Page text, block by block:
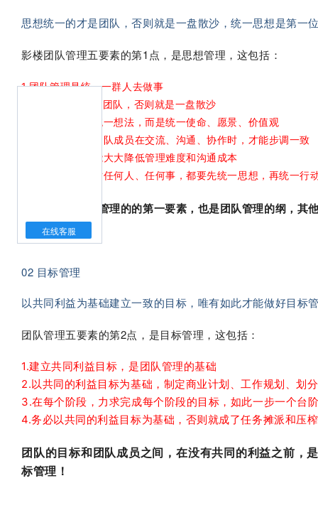
在线客服
思想统一的才是团队，否则就是一盘散沙，统一思想是第一
影楼团队管理五要素的第1点，是思想管理，这包括：
1.团队管理是统一一群人去做事
2.思想统一的才是团队，否则就是一盘散沙
3.统一思想不是统一想法，而是统一使命、愿景、价值观
4.统一了思想，团队成员在交流、沟通、协作时，才能步调一致
5.统一思想，才能大大降低管理难度和沟通成本
6.团队管理在面对任何人、任何事，都要先统一思想，再统一行
统一思想是团队管理的的第一要素，也是团队管理的纲，
02 目标管理
以共同利益为基础建立一致的目标，唯有如此才能做好目标
团队管理五要素的第2点，是目标管理，这包括：
1.建立共同利益目标，是团队管理的基础
2.以共同的利益目标为基础，制定商业计划、工作规划、划
3.在每个阶段，力求完成每个阶段的目标，如此一步一个台
4.务必以共同的利益目标为基础，否则就成了任务摊派和压榨
团队的目标和团队成员之间，在没有共同的利益之前，
标管理！